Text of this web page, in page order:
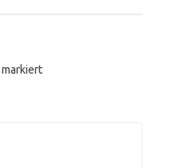
markiert